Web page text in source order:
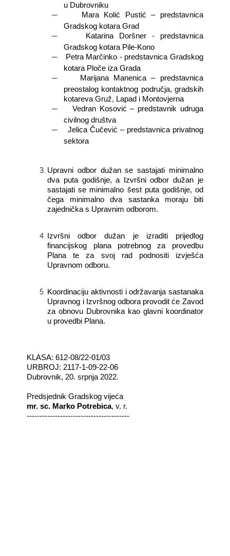
u Dubrovniku
―
Mara Kolić Pustić – predstavnica
Gradskog kotara Grad
―
Katarina Doršner - predstavnica
Gradskog kotara Pile-Kono
―
Petra Marčinko - predstavnica Gradskog
kotara Ploče iza Grada
―
Marijana Manenica – predstavnica
preostalog kontaktnog područja, gradskih
kotareva Gruž, Lapad i Montovjerna
―
Vedran Kosović – predstavnik udruga
civilnog društva
―
Jelica Čučević – predstavnica privatnog
sektora
Upravni odbor dužan se sastajati minimalno
dva puta godišnje, a Izvršni odbor dužan je
sastajati se minimalno šest puta godišnje, od
čega minimalno dva sastanka moraju biti
zajednička s Upravnim odborom.
Izvršni odbor dužan je izraditi prijedlog
financijskog plana potrebnog za provedbu
Plana te za svoj rad podnositi izvješća
Upravnom odboru.
Koordinaciju aktivnosti i održavanja sastanaka
Upravnog i Izvršnog odbora provodit će Zavod
za obnovu Dubrovnika kao glavni koordinator
u provedbi Plana.
KLASA: 612-08/22-01/03
URBROJ: 2117-1-09-22-06
Dubrovnik, 20. srpnja 2022.
Predsjednik Gradskog vijeća
mr. sc. Marko Potrebica, v. r.
----------------------------------------